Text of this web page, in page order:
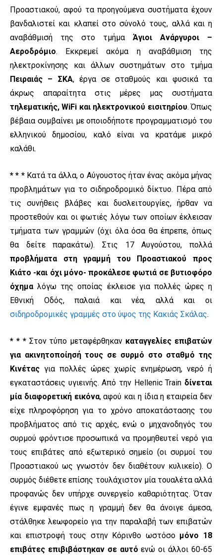
Προαστιακού, αφού τα προηγούμενα συστήματα έχουν
βανδαλιστεί και κλαπεί στο σύνολό τους, αλλά και η
αναβάθμισή της στο τμήμα Άγιοι Ανάργυροι –
Αεροδρόμιο. Εκκρεμεί ακόμα η αναβάθμιση της
ηλεκτροκίνησης και άλλων συστημάτων στο τμήμα
Πειραιάς – ΣΚΑ, έργα σε σταθμούς και φυσικά τα
άκρως απαραίτητα στις μέρες μας συστήματα
τηλεματικής, WiFi και ηλεκτρονικού εισιτηρίου. Όπως
βέβαια συμβαίνει με οποιοδήποτε προγραμματισμό του
ελληνικού δημοσίου, καλό είναι να κρατάμε μικρό
καλάθι.
* * *Κατά τα άλλα, ο Αύγουστος ήταν ένας ακόμα μήνας
προβλημάτων για το σιδηροδρομικό δίκτυο. Πέρα από
τις συνήθεις βλάβες και δυσλειτουργίες, ήρθαν να
προστεθούν και οι φωτιές λόγω των οποίων έκλεισαν
τμήματα των γραμμών (όχι όλα όσα θα έπρεπε, όπως
θα δείτε παρακάτω). Στις 17 Αυγούστου, πολλά
προβλήματα στη γραμμή του Προαστιακού προς
Κιάτο -και όχι μόνο- προκάλεσε φωτιά σε βυτιοφόρο
όχημαλόγω της οποίας έκλεισε για πολλές ώρες η
Εθνική Οδός, παλαιά και νέα, αλλά και οι
σιδηροδρομικές γραμμές στο ύψος της Κακιάς Σκάλας.
* * *Στον τύπο μεταφέρθηκαν καταγγελίες επιβατών
για ακινητοποίησή τους σε συρμό στο σταθμό της
Κινέτας για πολλές ώρες χωρίς ενημέρωση, νερό ή
εγκαταστάσεις υγιεινής. Από την Hellenic Train δίνεται
μία διαφορετική εικόνα, αφού και η ίδια η εταιρεία δεν
είχε πληροφόρηση για το χρόνο αποκατάστασης του
προβλήματος από τις αρχές, ενώ ο μηχανοδηγός του
συρμού φρόντισε προσωπικά να προμηθευτεί νερό για
τους επιβάτες από εξωτερικό σημείο (οι συρμοί του
Προαστιακού ως γνωστόν δεν διαθέτουν κυλικείο). Ο
συρμός διέθετε επίσης τουλάχιστον μία τουαλέτα αλλά
προφανώς δεν υπήρχε συνεργείο καθαριότητας. Όταν
έγινε εμφανές πως η γραμμή δεν θα άνοιγε άμεσα,
στάλθηκε λεωφορείο για την παραλαβή των επιβατών
και επιστροφή τους στην Κόρινθο ωστόσο μόνο 18
επιβάτες επιβιβάστηκαν σε αυτό ενώ οι άλλοι 60-65